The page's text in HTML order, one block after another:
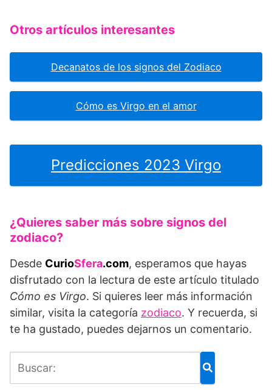
Otros artículos interesantes
Decanatos de los signos del Zodiaco
Cómo es Virgo en el amor
Predicciones 2023 Virgo
¿Quieres saber más sobre signos del
zodiaco?
Desde CurioSfera.com, esperamos que hayas
disfrutado con la lectura de este artículo titulado
Cómo es Virgo. Si quieres leer más información
similar, visita la categoría zodiaco. Y recuerda, si
te ha gustado, puedes dejarnos un comentario.